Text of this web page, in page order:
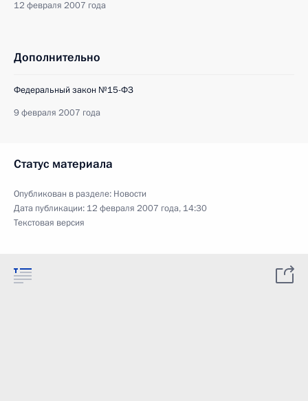
12 февраля 2007 года
Дополнительно
Федеральный закон №15-ФЗ
9 февраля 2007 года
Статус материала
Опубликован в разделе: Новости
Дата публикации: 12 февраля 2007 года, 14:30
Текстовая версия